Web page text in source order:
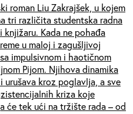
roman Liu Zakrajšek, u kojem
tri različita studentska radna
Kada ne pohađa
u maloj i zagušljivoj
impulsivnom i haotičnom
Pijom. Njihova dinamika
urušava kroz poglavlja, a sve
kriza koje
će tek ući na tržište rada – od